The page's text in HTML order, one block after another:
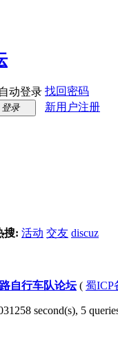
自动登录 找回密码
登录
新用户注册
搜: 活动 交友 discuz
自行车队论坛( 蜀ICP
second(s), 5